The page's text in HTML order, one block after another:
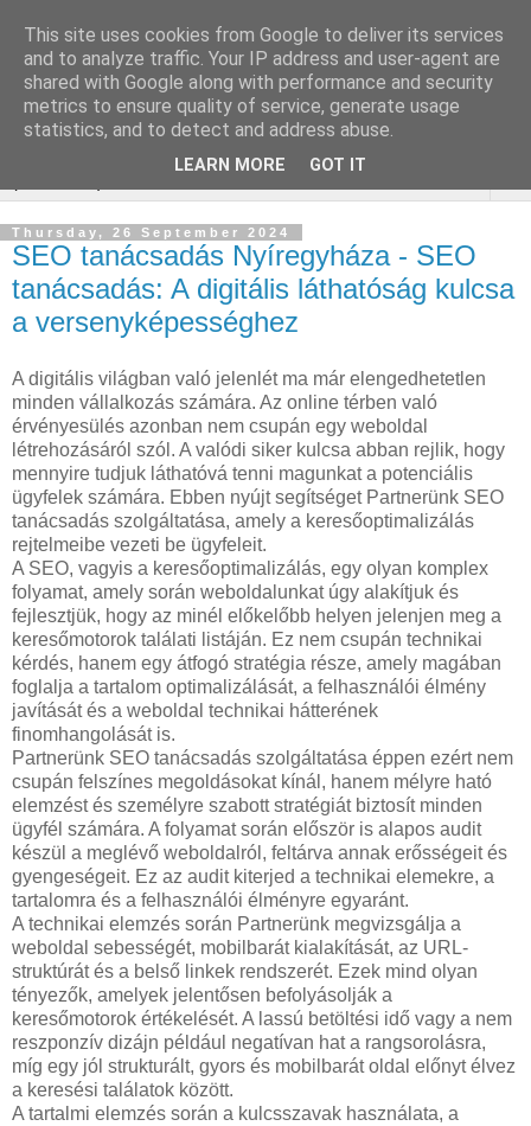
Webáruház Kulcsszó
optimalizálás
Thursday, 26 September 2024
SEO tanácsadás Nyíregyháza - SEO
tanácsadás: A digitális láthatóság kulcsa
a versenyképességhez
A digitális világban való jelenlét ma már elengedhetetlen
minden vállalkozás számára. Az online térben való
érvényesülés azonban nem csupán egy weboldal
létrehozásáról szól. A valódi siker kulcsa abban rejlik, hogy
mennyire tudjuk láthatóvá tenni magunkat a potenciális
ügyfelek számára. Ebben nyújt segítséget Partnerünk SEO
tanácsadás szolgáltatása, amely a keresőoptimalizálás
rejtelmeibe vezeti be ügyfeleit.
A SEO, vagyis a keresőoptimalizálás, egy olyan komplex
folyamat, amely során weboldalunkat úgy alakítjuk és
fejlesztjük, hogy az minél előkelőbb helyen jelenjen meg a
keresőmotorok találati listáján. Ez nem csupán technikai
kérdés, hanem egy átfogó stratégia része, amely magában
foglalja a tartalom optimalizálását, a felhasználói élmény
javítását és a weboldal technikai hátterének
finomhangolását is.
Partnerünk SEO tanácsadás szolgáltatása éppen ezért nem
csupán felszínes megoldásokat kínál, hanem mélyre ható
elemzést és személyre szabott stratégiát biztosít minden
ügyfél számára. A folyamat során először is alapos audit
készül a meglévő weboldalról, feltárva annak erősségeit és
gyengeségeit. Ez az audit kiterjed a technikai elemekre, a
tartalomra és a felhasználói élményre egyaránt.
A technikai elemzés során Partnerünk megvizsgálja a
weboldal sebességét, mobilbarát kialakítását, az URL-
struktúrát és a belső linkek rendszerét. Ezek mind olyan
tényezők, amelyek jelentősen befolyásolják a
keresőmotorok értékelését. A lassú betöltési idő vagy a nem
reszponzív dizájn például negatívan hat a rangsorolásra,
míg egy jól strukturált, gyors és mobilbarát oldal előnyt élvez
a keresési találatok között.
A tartalmi elemzés során a kulcsszavak használata, a
This site uses cookies from Google to deliver its services
and to analyze traffic. Your IP address and user-agent are
shared with Google along with performance and security
metrics to ensure quality of service, generate usage
statistics, and to detect and address abuse.
LEARN MORE GOT IT